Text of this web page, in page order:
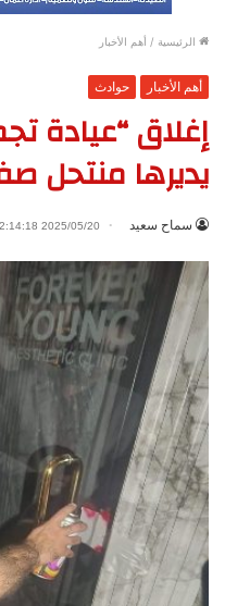
الرئيسية / أهم الأخبار
أهم الأخبار حوادث
إغلاق “عيادة
يديرها منتحل
سماح سعيد 2025/05/20 2:14:18 مساءً